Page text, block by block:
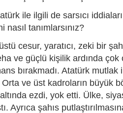
ile ilgili de sarsıcı
nasıl tanımlarsınız?
cesur, yaratıcı, zeki bir
ve güçlü kişilik ardında çok
bırakmadı. Atatürk mutlak
ve üst kadroların büyük
altında ezdi, yok etti. Ülke,
Ayrıca şahıs